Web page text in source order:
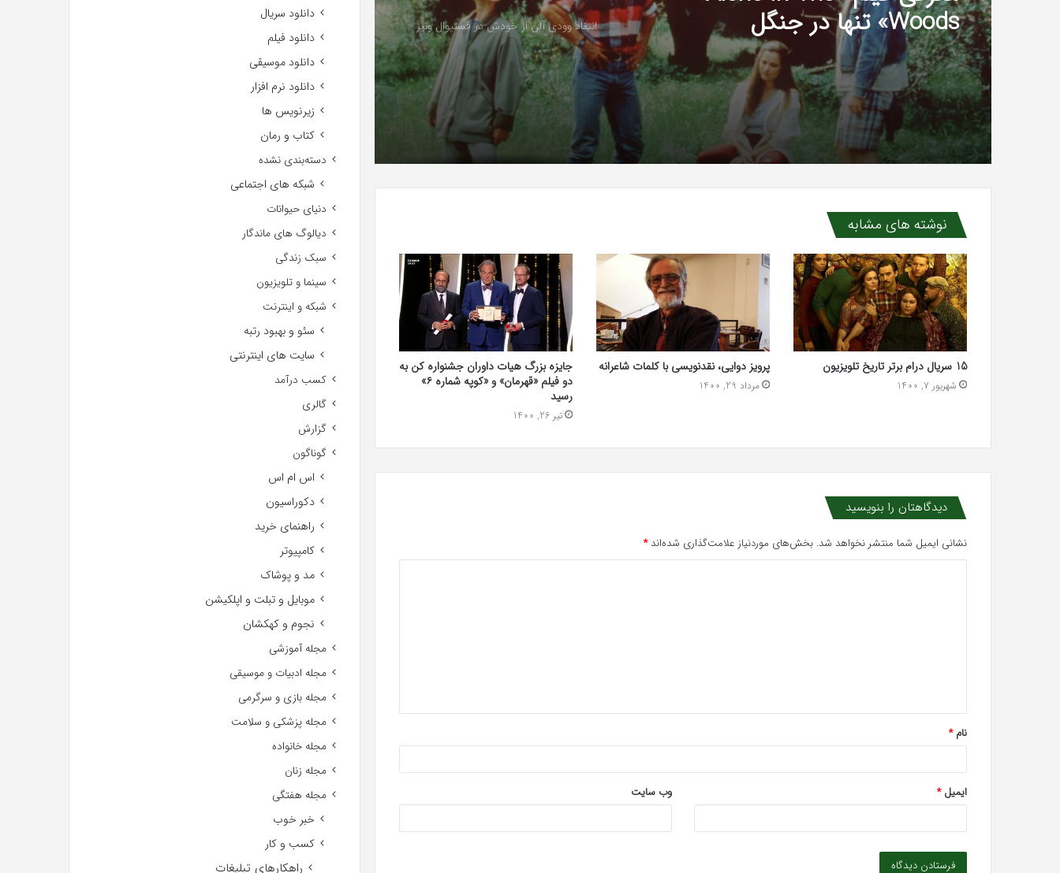
Woods» تنها در جنگل انتقاد وودی آلن از خودش در فستیوال ونیز
نوشته های مشابه
15 سریال درام برتر تاریخ تلویزیون
شهریور 7, 1400
پرویز دوایی، نقدنویسی با کلمات شاعرانه
مرداد 29, 1400
جایزه بزرگ هیات داوران جشنواره کن به
دو فیلم «قهرمان» و «کوپه شماره ۶»
رسید
تیر 26, 1400
دیدگاهتان را بنویسید
نشانی ایمیل شما منتشر نخواهد شد. بخش‌های موردنیاز علامت‌گذاری شده‌اند*
*
نام*
ایمیل* وب‌ سایت
دانلود سریال
دانلود فیلم
دانلود موسیقی
دانلود نرم افزار
زیرنویس ها
کتاب و رمان
دسته‌بندی نشده
شبکه های اجتماعی
دنیای حیوانات
دیالوگ های ماندگار
سبک زندگی
سینما و تلویزیون
شبکه و اینترنت
سئو و بهبود رتبه
سایت های اینترنتی
کسب درآمد
گالری
گزارش
گوناگون
اس ام اس
دکوراسیون
راهنمای خرید
کامپیوتر
مد و پوشاک
موبایل و تبلت و اپلکیشن
نجوم و کهکشان
مجله آموزشی
مجله ادبیات و موسیقی
مجله بازی و سرگرمی
مجله پزشکی و سلامت
مجله خانواده
مجله زنان
مجله هفتگی
خبر خوب
کسب و کار
راهکارهای تبلیغات